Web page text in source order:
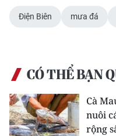
Điện Biên mưa đá
CÓ THỂ BẠN
Cà
nuôi
rộng